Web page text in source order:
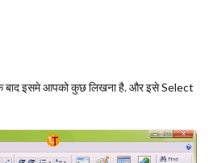
इसमे आपको कुछ लिखना है. और इसे Select